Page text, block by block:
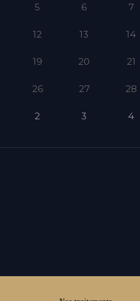
5 6 7
12 13 14
19 20 21
26 27 28
2 3 4